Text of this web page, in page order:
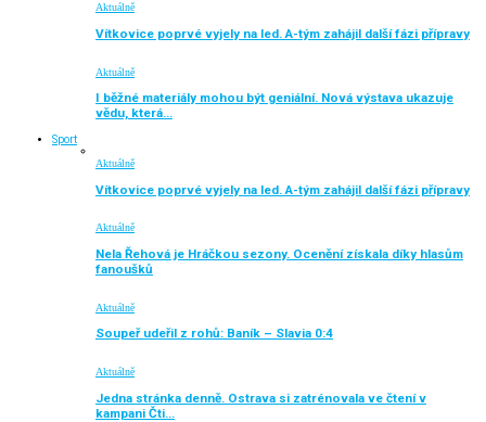
Aktuálně
Vítkovice poprvé vyjely na led. A-tým zahájil další fázi přípravy
Aktuálně
I běžné materiály mohou být geniální. Nová výstava ukazuje
vědu, která…
Sport
Aktuálně
Vítkovice poprvé vyjely na led. A-tým zahájil další fázi přípravy
Aktuálně
Nela Řehová je Hráčkou sezony. Ocenění získala díky hlasům
fanoušků
Aktuálně
Soupeř udeřil z rohů: Baník – Slavia 0:4
Aktuálně
Jedna stránka denně. Ostrava si zatrénovala ve čtení v
kampani Čti…